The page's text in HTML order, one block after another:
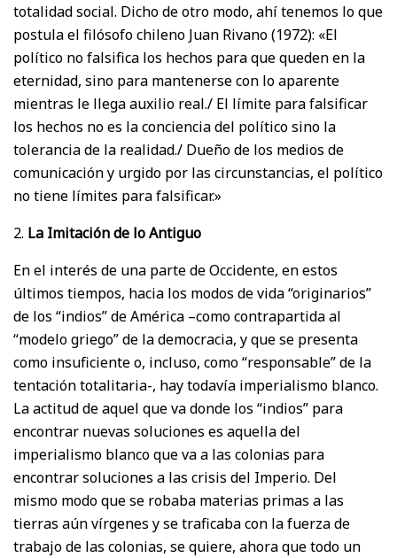
totalidad social. Dicho de otro modo, ahí tenemos lo que
postula el filósofo chileno Juan Rivano (1972): «El
político no falsifica los hechos para que queden en la
eternidad, sino para mantenerse con lo aparente
mientras le llega auxilio real./ El límite para falsificar
los hechos no es la conciencia del político sino la
tolerancia de la realidad./ Dueño de los medios de
comunicación y urgido por las circunstancias, el político
no tiene límites para falsificar.»
2. La Imitación de lo Antiguo
En el interés de una parte de Occidente, en estos
últimos tiempos, hacia los modos de vida “originarios”
de los “indios” de América –como contrapartida al
“modelo griego” de la democracia, y que se presenta
como insuficiente o, incluso, como “responsable” de la
tentación totalitaria-, hay todavía imperialismo blanco.
La actitud de aquel que va donde los “indios” para
encontrar nuevas soluciones es aquella del
imperialismo blanco que va a las colonias para
encontrar soluciones a las crisis del Imperio. Del
mismo modo que se robaba materias primas a las
tierras aún vírgenes y se traficaba con la fuerza de
trabajo de las colonias, se quiere, ahora que todo un